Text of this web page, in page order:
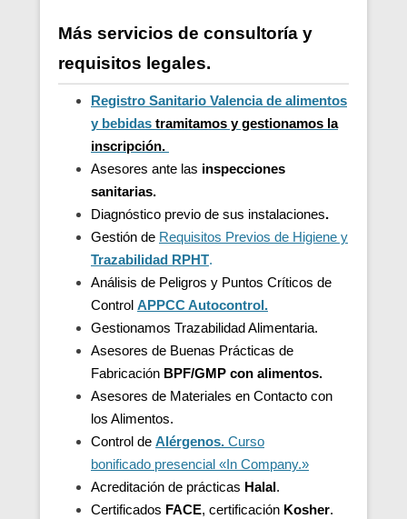
Más servicios de consultoría y
requisitos legales.
Registro Sanitario Valencia de alimentos
y bebidas tramitamos y gestionamos la
inscripción.
Asesores ante las inspecciones
sanitarias.
Diagnóstico previo de sus instalaciones.
Gestión de Requisitos Previos de Higiene y
Trazabilidad RPHT.
Análisis de Peligros y Puntos Críticos de
Control APPCC Autocontrol.
Gestionamos Trazabilidad Alimentaria.
Asesores de Buenas Prácticas de
Fabricación BPF/GMP con alimentos.
Asesores de Materiales en Contacto con
los Alimentos.
Control de Alérgenos. Curso
bonificado presencial «In Company.»
Acreditación de prácticas Halal.
Certificados FACE, certificación Kosher.